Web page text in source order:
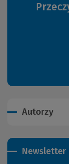
Autorzy